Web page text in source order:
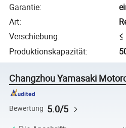
Garantie:
Art:
Verschiebung:
≤
Produktionskapazität:
Changzhou Yamasaki
Bewertung 5.0/5